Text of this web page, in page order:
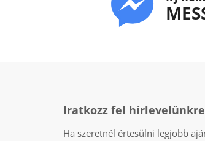
Iratkozz fel
Ha szeretnél értesülni legjobb